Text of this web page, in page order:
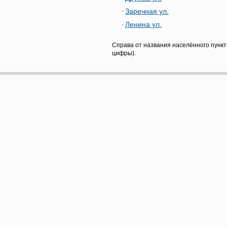
Заречная ул.
Ленина ул.
Справа от названия населённого
цифры).